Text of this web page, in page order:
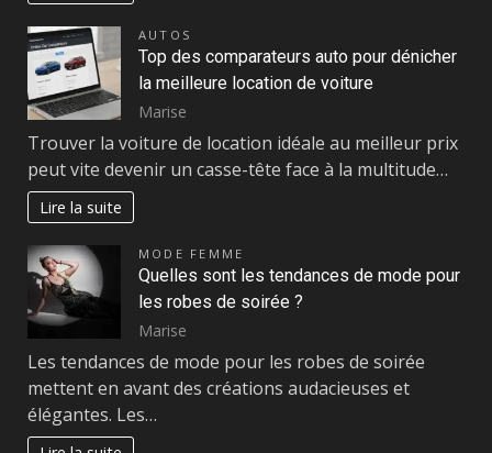
AUTOS
Top des comparateurs auto pour dénicher
la meilleure location de voiture
Marise
Trouver la voiture de location idéale au meilleur prix
peut vite devenir un casse-tête face à la multitude…
Lire la suite
MODE FEMME
Quelles sont les tendances de mode pour
les robes de soirée ?
Marise
Les tendances de mode pour les robes de soirée
mettent en avant des créations audacieuses et
élégantes. Les…